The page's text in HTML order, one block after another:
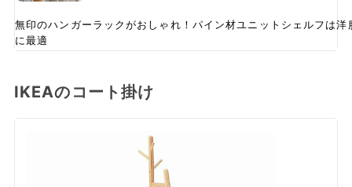
無印のハンガーラックがおしゃれ！パイン材ユニットシェルフは洋
に最適
IKEAのコート掛け